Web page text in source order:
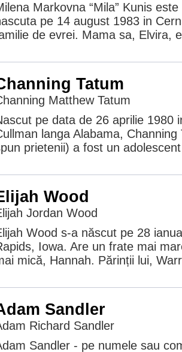
Markovna “Mila” Kunis
pe 14 august 1983 in
de evrei. Mama sa, Elvira,
Tatum
Matthew Tatum
pe data de 26 aprilie 1980
langa Alabama,
prietenii) a fost un
Wood
Jordan Wood
Wood s-a născut pe 28
Iowa. Are un frate mai
mică, Hannah. Părinții lui,
Sandler
Richard Sandler
Sandler - pe numele sau